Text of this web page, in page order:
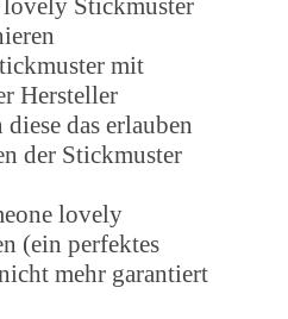
mit
Hersteller
das erlauben
der Stickmuster
lovely
(ein perfektes
mehr garantiert